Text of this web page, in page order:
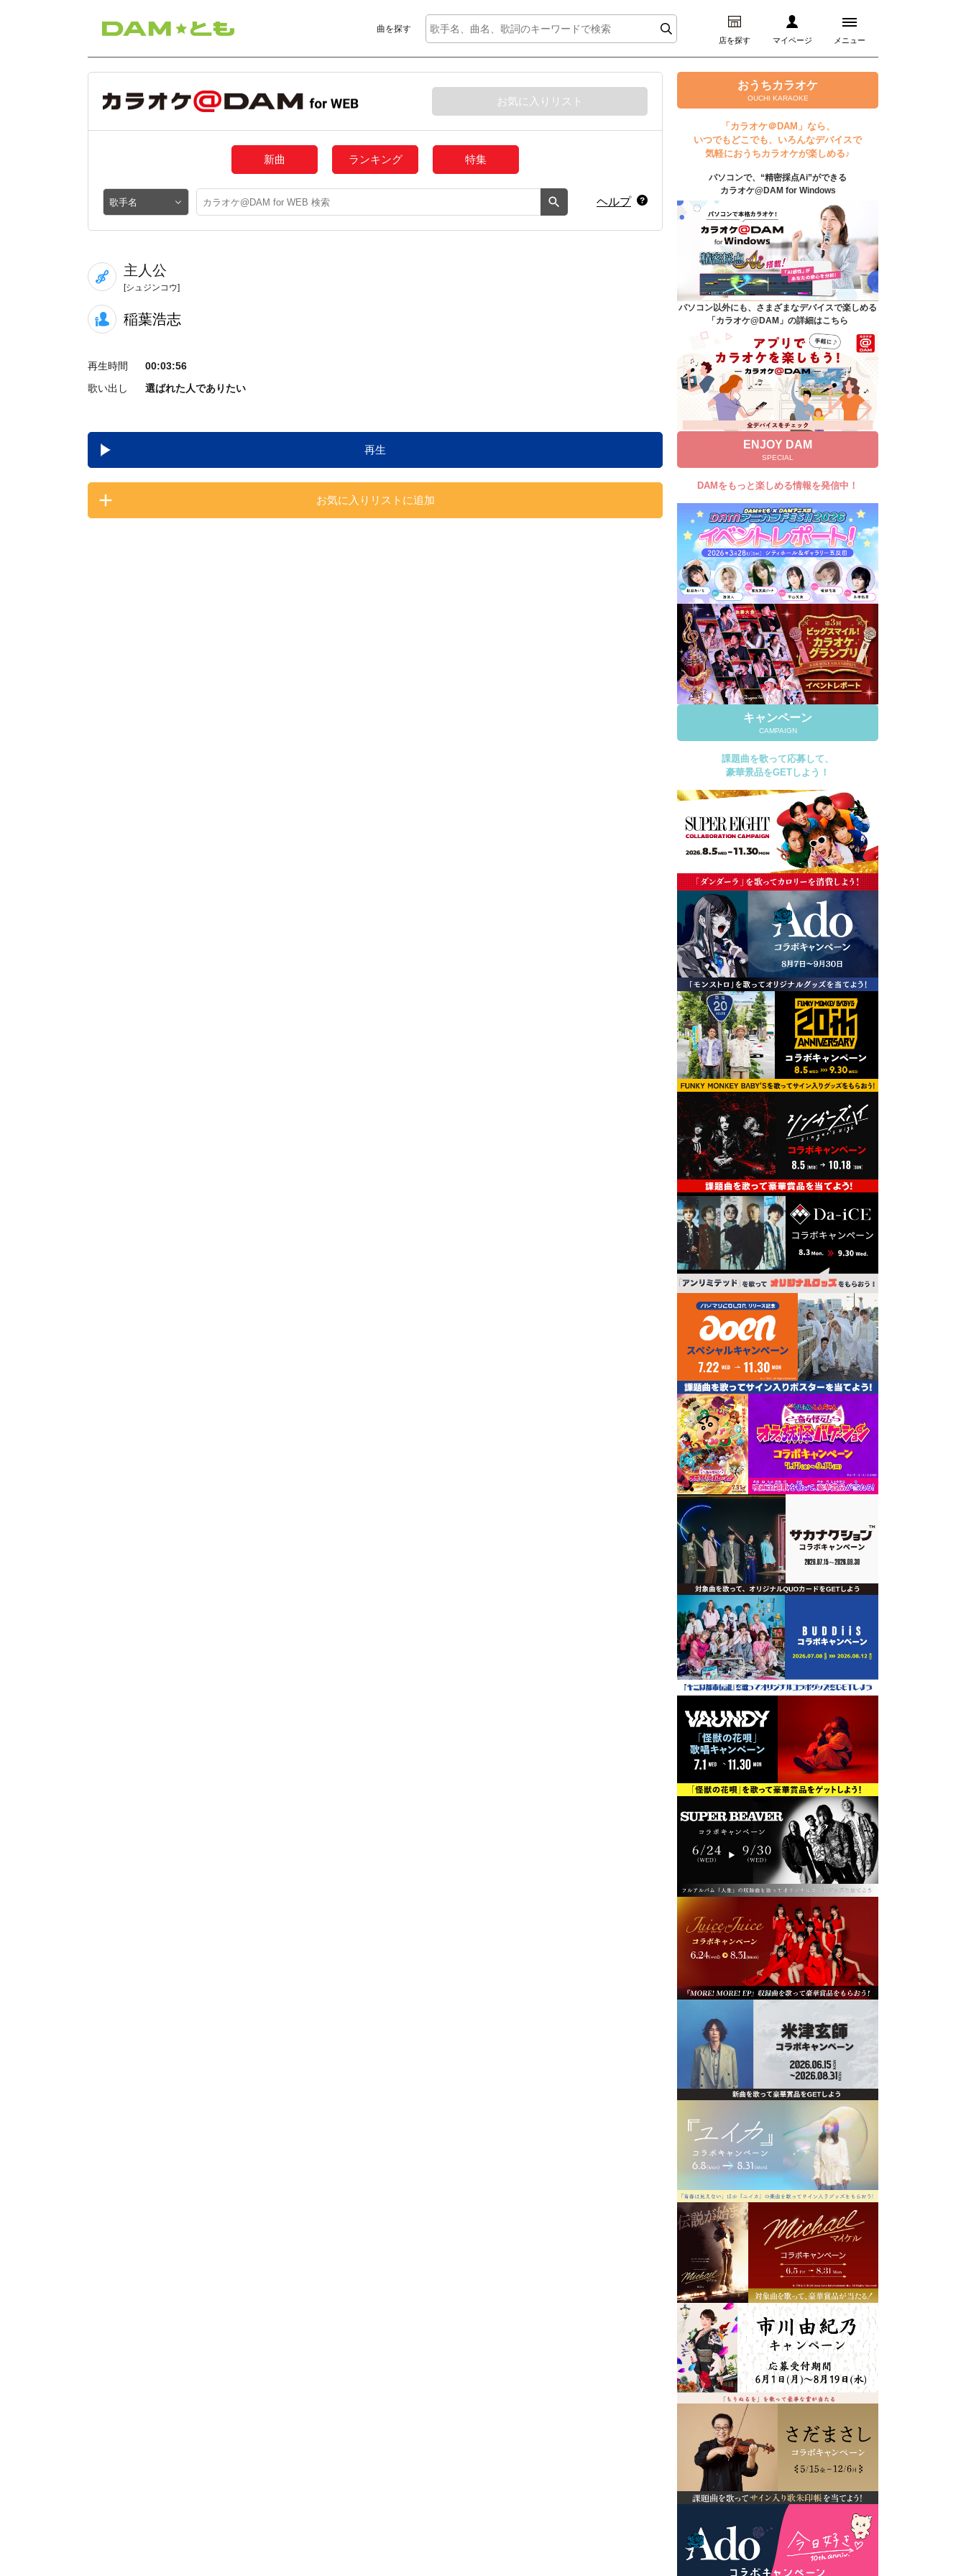
曲を探す
店を探す マイページ メニュー
ログイン
マイページ
プレミアムサービス
DAM★とも動画
DAM★とも録音
カラオケ＠DAM
ユーザー検索
キャンペーン
よくあるご質問
DAMの新曲・ランキングなど
カラオケ最新情報をチェック！
自宅でカラオケ歌い放題！
家族や友達と一緒に！練習にも！
お気に入りリスト
新曲 ランキング 特集
ヘルプ
主人公
[シュジンコウ]
稲葉浩志
再生時間
00:03:56
歌い出し
選ばれた人でありたい
再生
お気に入りリストに追加
おうちカラオケ
OUCHI KARAOKE
「カラオケ＠DAM」なら、
いつでもどこでも、いろんなデバイスで
気軽におうちカラオケが楽しめる♪
パソコンで、“精密採点Ai”ができる
カラオケ@DAM for Windows
パソコン以外にも、さまざまなデバイスで楽しめる
「カラオケ@DAM」の詳細はこちら
ENJOY DAM
SPECIAL
DAMをもっと楽しめる情報を発信中！
キャンペーン
CAMPAIGN
課題曲を歌って応募して、
豪華景品をGETしよう！